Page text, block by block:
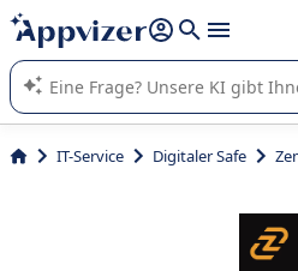
beantworten (mehrere Zeilen mit
Die KI von Appvizer führt Sie bei der
von SaaS-Software in Unternehmen.
IT-Service Digitaler Safe